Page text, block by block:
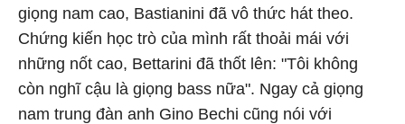
giọng nam cao, Bastianini đã vô thức hát theo.
Chứng kiến học trò của mình rất thoải mái với
những nốt cao, Bettarini đã thốt lên: "Tôi không
còn nghĩ cậu là giọng bass nữa". Ngay cả giọng
nam trung đàn anh Gino Bechi cũng nói với